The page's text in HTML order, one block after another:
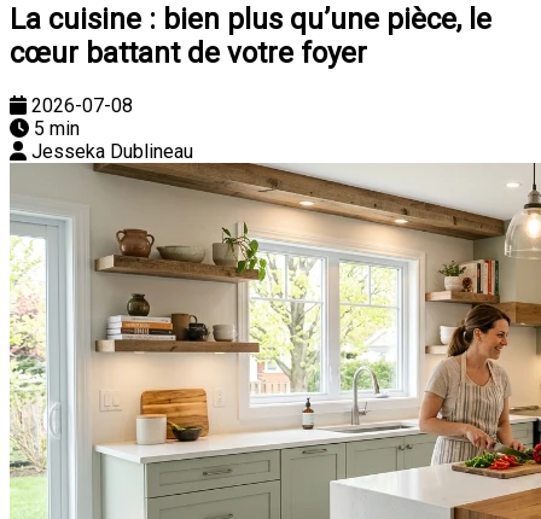
La cuisine : bien plus qu’une pièce, le
cœur battant de votre foyer
2026-07-08
5 min
Jesseka Dublineau